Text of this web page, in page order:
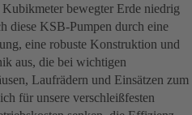
bewegter Erde niedrig
diese KSB-Pumpen durch eine
eine robuste Konstruktion und
aus, die bei wichtigen
Laufrädern und Einsätzen zum
für unsere verschleißfesten